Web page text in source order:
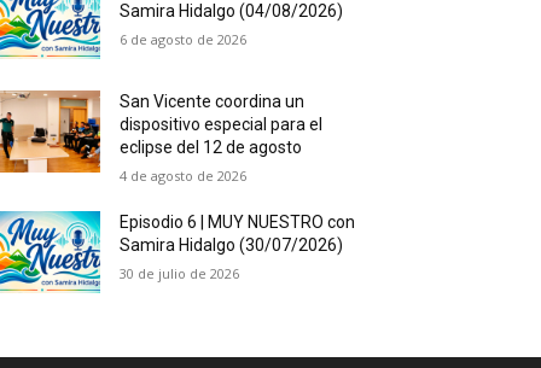
Samira Hidalgo (04/08/2026)
6 de agosto de 2026
San Vicente coordina un
dispositivo especial para el
eclipse del 12 de agosto
4 de agosto de 2026
Episodio 6 | MUY NUESTRO con
Samira Hidalgo (30/07/2026)
30 de julio de 2026